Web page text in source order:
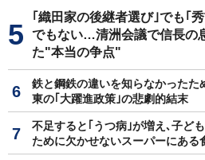
｢織田家の後継者選び｣でも｢
でもない…清洲会議で信長の
た"本当の争点"
鉄と鋼鉄の違いを知らなかった
東の｢大躍進政策｣の悲劇的結末
不足すると｢うつ病｣が増え､子ど
ために欠かせないスーパーにある